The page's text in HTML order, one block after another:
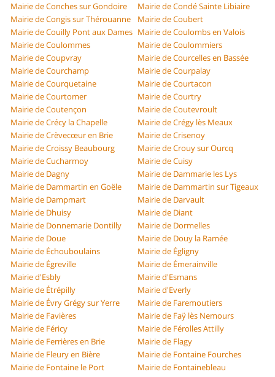
Mairie de Conches sur Gondoire
Mairie de Condé Sainte Libiaire
Mairie de Congis sur Thérouanne
Mairie de Coubert
Mairie de Couilly Pont aux Dames Mairie de Coulombs en Valois
Mairie de Coulommes
Mairie de Coulommiers
Mairie de Coupvray
Mairie de Courcelles en Bassée
Mairie de Courchamp
Mairie de Courpalay
Mairie de Courquetaine
Mairie de Courtacon
Mairie de Courtomer
Mairie de Courtry
Mairie de Coutençon
Mairie de Coutevroult
Mairie de Crécy la Chapelle
Mairie de Crégy lès Meaux
Mairie de Crèvecœur en Brie
Mairie de Crisenoy
Mairie de Croissy Beaubourg
Mairie de Crouy sur Ourcq
Mairie de Cucharmoy
Mairie de Cuisy
Mairie de Dagny
Mairie de Dammarie les Lys
Mairie de Dammartin en Goële
Mairie de Dammartin sur Tigeaux
Mairie de Dampmart
Mairie de Darvault
Mairie de Dhuisy
Mairie de Diant
Mairie de Donnemarie Dontilly
Mairie de Dormelles
Mairie de Doue
Mairie de Douy la Ramée
Mairie de Échouboulains
Mairie de Égligny
Mairie de Égreville
Mairie de Émerainville
Mairie d'Esbly
Mairie d'Esmans
Mairie de Étrépilly
Mairie d'Everly
Mairie de Évry Grégy sur Yerre
Mairie de Faremoutiers
Mairie de Favières
Mairie de Faÿ lès Nemours
Mairie de Féricy
Mairie de Férolles Attilly
Mairie de Ferrières en Brie
Mairie de Flagy
Mairie de Fleury en Bière
Mairie de Fontaine Fourches
Mairie de Fontaine le Port
Mairie de Fontainebleau